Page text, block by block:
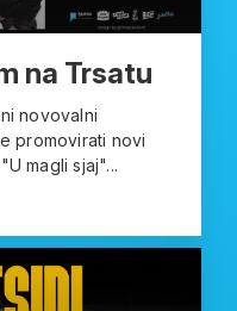
na Trsatu
novovalni
promovirati novi
magli sjaj"...